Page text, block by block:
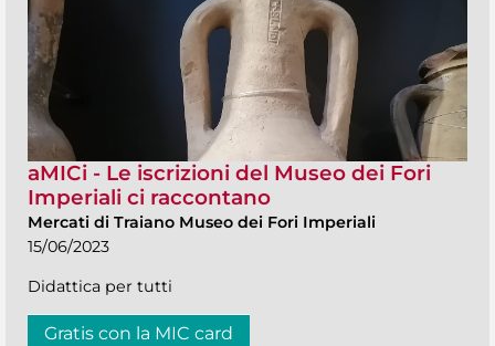
aMICi - Le iscrizioni del Museo dei Fori
Imperiali ci raccontano
Mercati di Traiano Museo dei Fori Imperiali
15/06/2023
Didattica per tutti
Gratis con la MIC card